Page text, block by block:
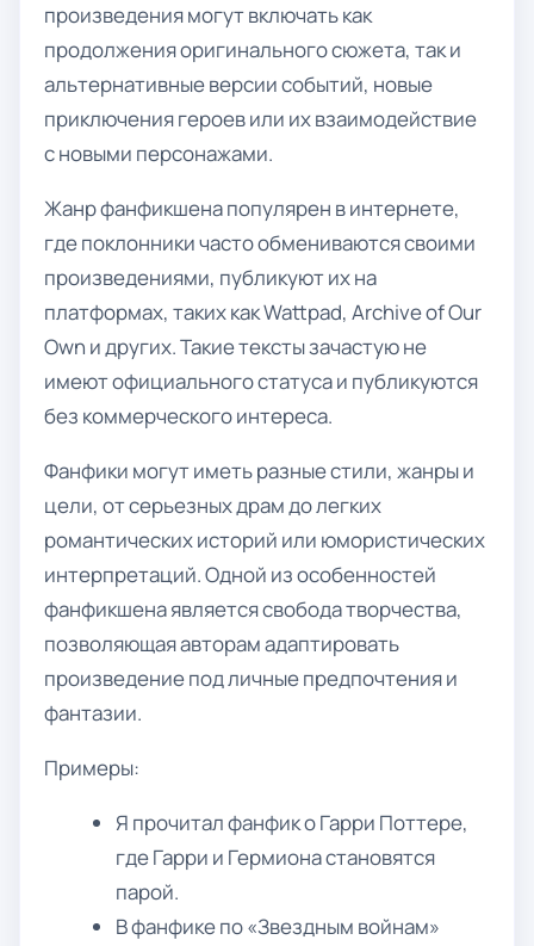
произведения могут включать как
продолжения оригинального сюжета, так и
альтернативные версии событий, новые
приключения героев или их взаимодействие
с новыми персонажами.
Жанр фанфикшена популярен в интернете,
где поклонники часто обмениваются своими
произведениями, публикуют их на
платформах, таких как Wattpad, Archive of Our
Own и других. Такие тексты зачастую не
имеют официального статуса и публикуются
без коммерческого интереса.
Фанфики могут иметь разные стили, жанры и
цели, от серьезных драм до легких
романтических историй или юмористических
интерпретаций. Одной из особенностей
фанфикшена является свобода творчества,
позволяющая авторам адаптировать
произведение под личные предпочтения и
фантазии.
Примеры:
Я прочитал фанфик о Гарри Поттере,
где Гарри и Гермиона становятся
парой.
В фанфике по «Звездным войнам»